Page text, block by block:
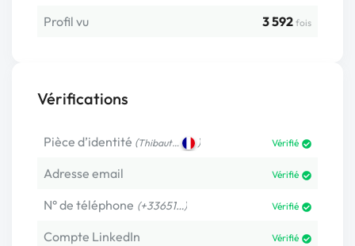
Profil vu
3 592 fois
Vérifications
Pièce d’identité (Thibaut… ) Vérifié
Adresse email Vérifié
N° de téléphone (+33651…) Vérifié
Compte LinkedIn Vérifié